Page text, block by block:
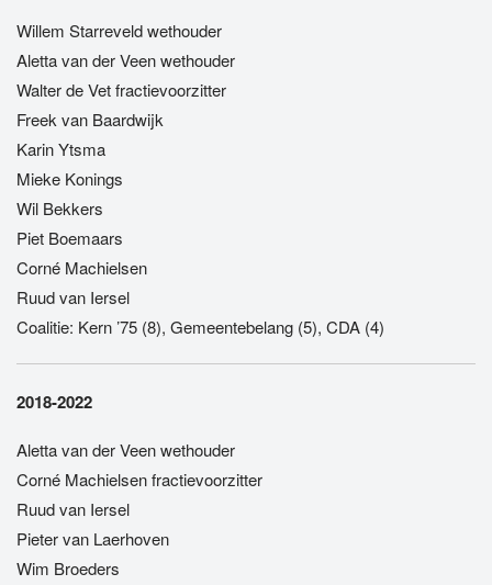
Willem Starreveld wethouder
Aletta van der Veen wethouder
Walter de Vet fractievoorzitter
Freek van Baardwijk
Karin Ytsma
Mieke Konings
Wil Bekkers
Piet Boemaars
Corné Machielsen
Ruud van Iersel
Coalitie: Kern ’75 (8), Gemeentebelang (5), CDA (4)
2018-2022
Aletta van der Veen wethouder
Corné Machielsen fractievoorzitter
Ruud van Iersel
Pieter van Laerhoven
Wim Broeders